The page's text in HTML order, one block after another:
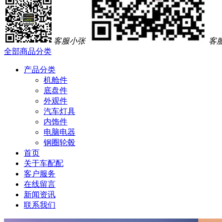
客服小张
客
全部商品分类
产品分类
机舱件
底盘件
外观件
汽车灯具
内饰件
电脑电器
钢圈轮毂
首页
关于车配配
客户服务
在线留言
新闻资讯
联系我们